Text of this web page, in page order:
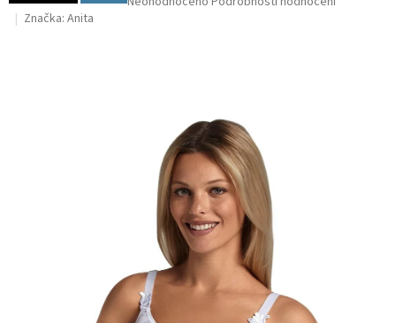
Značka: Anita